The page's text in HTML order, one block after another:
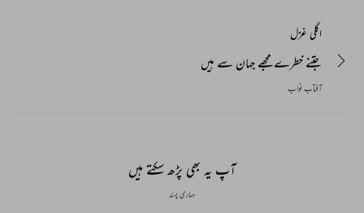
اگلی غزل
جتنے خطرے مجھے جہان سے ہیں
آفتاب نواب
آپ یہ بھی پڑھ سکتے ہیں
ہماری پسند